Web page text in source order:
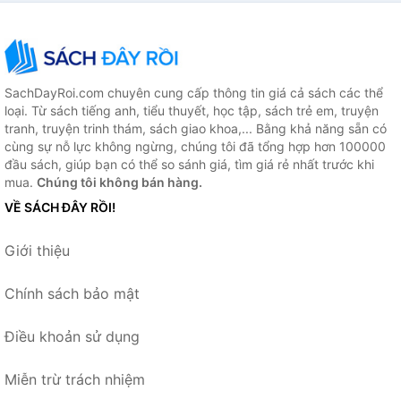
SachDayRoi.com chuyên cung cấp thông tin giá cả sách các thể
loại. Từ sách tiếng anh, tiểu thuyết, học tập, sách trẻ em, truyện
tranh, truyện trinh thám, sách giao khoa,... Bằng khả năng sẵn có
cùng sự nỗ lực không ngừng, chúng tôi đã tổng hợp hơn 100000
đầu sách, giúp bạn có thể so sánh giá, tìm giá rẻ nhất trước khi
mua. Chúng tôi không bán hàng.
VỀ SÁCH ĐÂY RỒI!
Giới thiệu
Chính sách bảo mật
Điều khoản sử dụng
Miễn trừ trách nhiệm